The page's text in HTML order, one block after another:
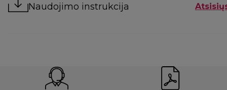
Naudojimo instrukcija